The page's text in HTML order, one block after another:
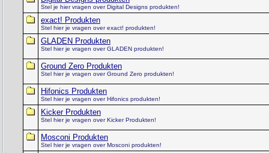
Stel je hier vragen over Digital Designs produkten!
exact! Produkten
Stel hier je vragen over exact! produkten!
GLADEN Produkten
Stel hier je vragen over GLADEN produkten!
Ground Zero Produkten
Stel hier je vragen over Ground Zero produkten!
Hifonics Produkten
Stel hier je vragen over Hifonics produkten!
Kicker Produkten
Stel hier je vragen over Kicker Produkten!
Mosconi Produkten
Stel hier je vragen over Mosconi produkten!